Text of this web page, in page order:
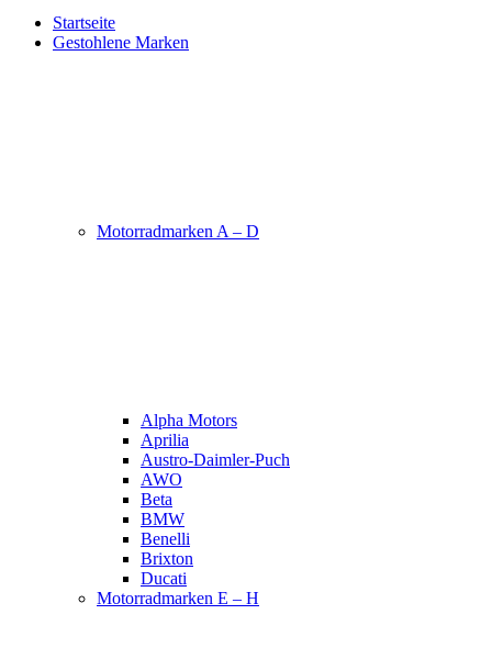
Startseite
Gestohlene Marken
Motorradmarken A – D
Alpha Motors
Aprilia
Austro-Daimler-Puch
AWO
Beta
BMW
Benelli
Brixton
Ducati
Motorradmarken E – H